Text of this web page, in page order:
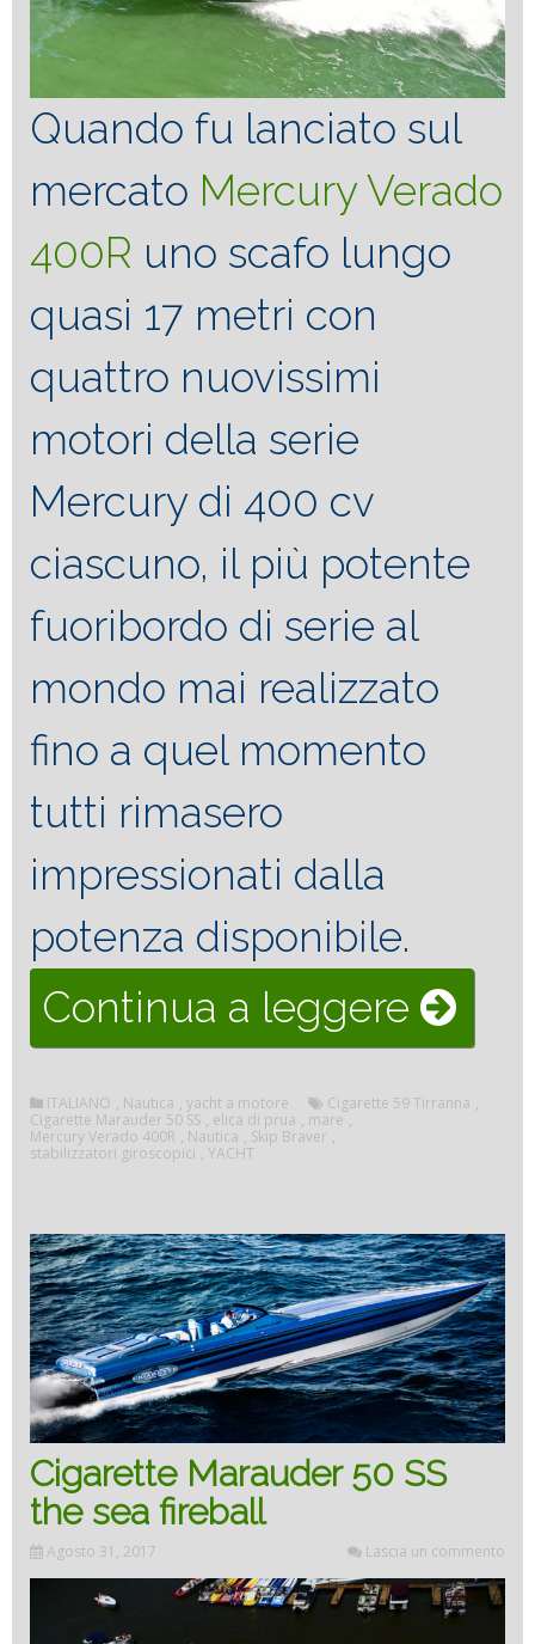
Quando fu lanciato sul
mercato Mercury Verado
400R uno scafo lungo
quasi 17 metri con
quattro nuovissimi
motori della serie
Mercury di 400 cv
ciascuno, il più potente
fuoribordo di serie al
mondo mai realizzato
fino a quel momento
tutti rimasero
impressionati dalla
potenza disponibile.
Continua a leggere
e
ITALIANO , Nautica , yacht a motore Cigarette 59 Tirranna ,
Cigarette Marauder 50 SS , elica di prua , mare ,
Mercury Verado 400R , Nautica , Skip Braver ,
stabilizzatori giroscopici , YACHT
Cigarette Marauder 50 SS
the sea fireball
Agosto 31, 2017 Lascia un commento